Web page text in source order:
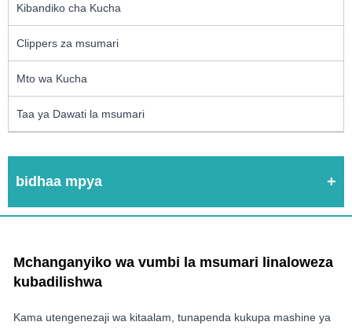
Kibandiko cha Kucha
Clippers za msumari
Mto wa Kucha
Taa ya Dawati la msumari
bidhaa mpya
Mchanganyiko wa vumbi la msumari linaloweza
kubadilishwa
Kama utengenezaji wa kitaalam, tunapenda kukupa mashine ya